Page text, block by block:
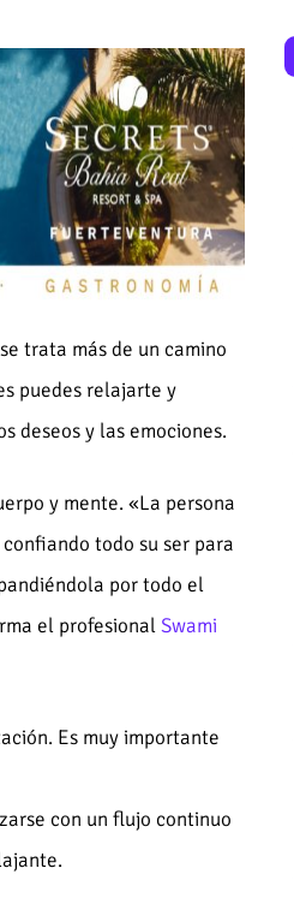
trata más de un camino
puedes relajarte y
deseos y las emociones.
y mente. «La persona
todo su ser para
por todo el
el profesionalSwami
Es muy importante
con un flujo continuo